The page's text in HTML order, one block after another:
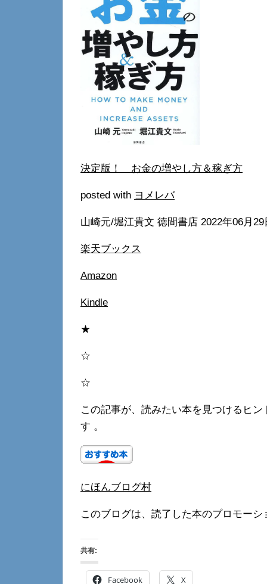
決定版！ お金の増やし方＆稼ぎ方
posted with ヨメレバ
山崎元/堀江貴文 徳間書店 2022年06月29
楽天ブックス
Amazon
Kindle
★
☆
☆
この記事が、読みたい本を見つけるヒ
す 。
にほんブログ村
このブログは、読了した本のプロモー
共有:
Facebook X